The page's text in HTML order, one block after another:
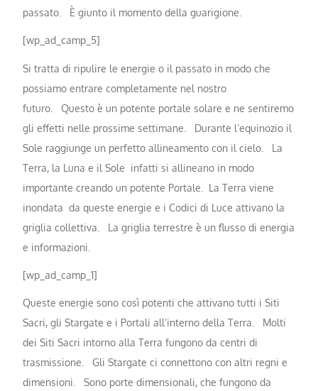
passato.
È giunto il momento della guarigione.
[wp_ad_camp_5]
Si tratta di ripulire le energie o il passato in modo che
possiamo entrare completamente nel nostro
futuro.
Questo è un potente portale solare e ne sentiremo
gli effetti nelle prossime settimane.
Durante l’equinozio il
Sole raggiunge un perfetto allineamento con il cielo.
La
Terra, la Luna e il Sole infatti si allineano in modo
importante creando un potente Portale.
La Terra viene
inondata da queste energie e i Codici di Luce attivano la
griglia collettiva.
La griglia terrestre è un flusso di energia
e informazioni.
[wp_ad_camp_1]
Queste energie sono così potenti che attivano tutti i Siti
Sacri, gli Stargate e i Portali all’interno della Terra.
Molti
dei Siti Sacri intorno alla Terra fungono da centri di
trasmissione.
Gli Stargate ci connettono con altri regni e
dimensioni.
Sono porte dimensionali, che fungono da